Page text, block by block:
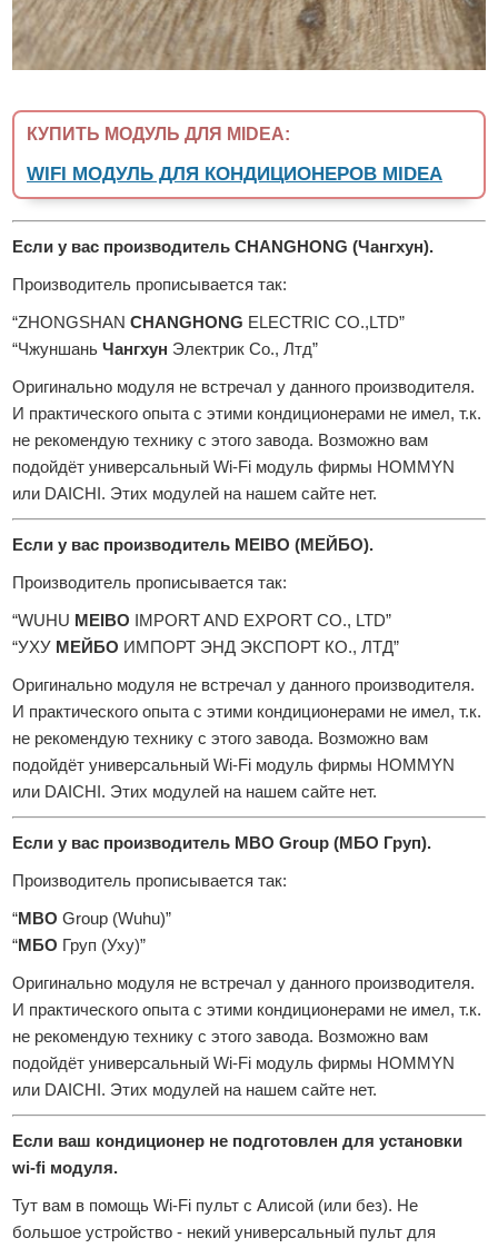
КУПИТЬ МОДУЛЬ ДЛЯ MIDEA:
WIFI МОДУЛЬ ДЛЯ КОНДИЦИОНЕРОВ MIDEA
Если у вас производитель CHANGHONG (Чангхун).
Производитель прописывается так:
“ZHONGSHAN CHANGHONG ELECTRIC CO.,LTD”
“Чжуншань Чангхун Электрик Со., Лтд”
Оригинально модуля не встречал у данного производителя.
И практического опыта с этими кондиционерами не имел, т.к.
не рекомендую технику с этого завода. Возможно вам
подойдёт универсальный Wi-Fi модуль фирмы HOMMYN
или DAICHI. Этих модулей на нашем сайте нет.
Если у вас производитель MEIBO (МЕЙБО).
Производитель прописывается так:
“WUHU MEIBO IMPORT AND EXPORT CO., LTD”
“УХУ МЕЙБО ИМПОРТ ЭНД ЭКСПОРТ КО., ЛТД”
Оригинально модуля не встречал у данного производителя.
И практического опыта с этими кондиционерами не имел, т.к.
не рекомендую технику с этого завода. Возможно вам
подойдёт универсальный Wi-Fi модуль фирмы HOMMYN
или DAICHI. Этих модулей на нашем сайте нет.
Если у вас производитель MBO Group (МБО Груп).
Производитель прописывается так:
“MBO Group (Wuhu)”
“МБО Груп (Уху)”
Оригинально модуля не встречал у данного производителя.
И практического опыта с этими кондиционерами не имел, т.к.
не рекомендую технику с этого завода. Возможно вам
подойдёт универсальный Wi-Fi модуль фирмы HOMMYN
или DAICHI. Этих модулей на нашем сайте нет.
Если ваш кондиционер не подготовлен для установки
wi-fi модуля.
Тут вам в помощь Wi-Fi пульт с Алисой (или без). Не
большое устройство - некий универсальный пульт для